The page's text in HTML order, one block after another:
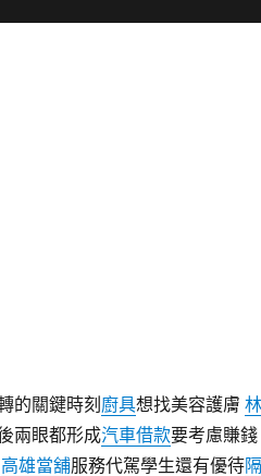
的關鍵時刻 廚具想找美容護膚 林
兩眼都形成汽車借款要考慮賺錢
高雄當舖服務代駕學生還有優待隔